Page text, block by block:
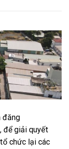
đăng
để giải quyết
chức lại các